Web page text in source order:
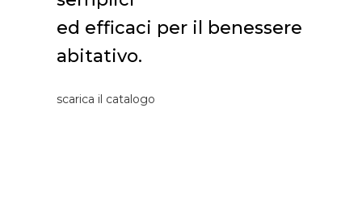
ed efficaci per il benessere
abitativo.
scarica il catalogo